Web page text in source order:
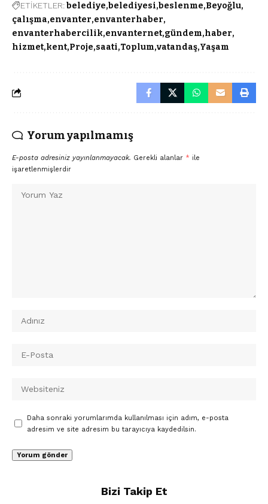
ETİKETLER:belediye belediyesi beslenme Beyoğlu
çalışma envanter envanterhaber
envanterhabercilik envanternet gündem haber
hizmet kent Proje saati Toplum vatandaş Yaşam
Yorum yapılmamış
E-posta adresiniz yayınlanmayacak. Gerekli alanlar * ile
işaretlenmişlerdir
Daha sonraki yorumlarımda kullanılması için adım, e-posta
adresim ve site adresim bu tarayıcıya kaydedilsin.
Bizi Takip Et